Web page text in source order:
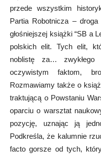
przede wszystkim
Partia Robotnicza – droga
głośniejszej książki “SB a
polskich elit. Tych elit,
noblistę za… zwykłego
oczywistym faktom,
Rozmawiamy także o
traktującą o Powstaniu
oparciu o warsztat
pozycję, uznając ją
Podkreśla, że kalumnie
facto gorsze od tych,